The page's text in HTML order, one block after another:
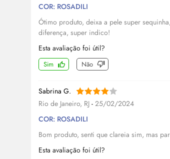
COR: ROSADILI
Ótimo produto, deixa a pele super
diferença, super indico!
Esta avaliação foi útil?
Sim Não
Sabrina G.
Rio de Janeiro, RJ - 25/02/2024
COR: ROSADILI
Bom produto, senti que clareia sim, mas
Esta avaliação foi útil?